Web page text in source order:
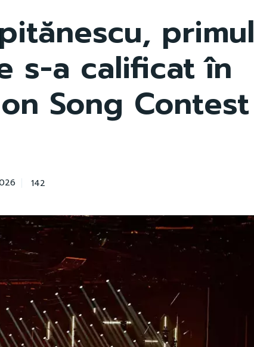
primul
s-a calificat în
Song Contest
142